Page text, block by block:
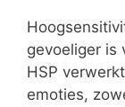
gevoeliger is
HSP
emoties,